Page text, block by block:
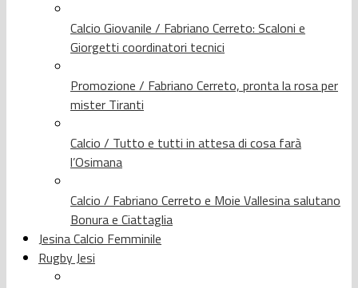
Calcio Giovanile / Fabriano Cerreto: Scaloni e
Giorgetti coordinatori tecnici
Promozione / Fabriano Cerreto, pronta la rosa per
mister Tiranti
Calcio / Tutto e tutti in attesa di cosa farà
l’Osimana
Calcio / Fabriano Cerreto e Moie Vallesina salutano
Bonura e Ciattaglia
Jesina Calcio Femminile
Rugby Jesi